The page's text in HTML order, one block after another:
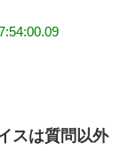
スは質問以外